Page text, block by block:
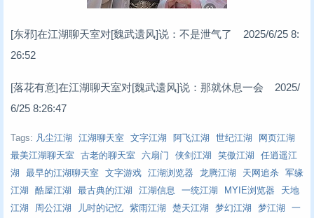
[东邪]在江湖聊天室对[魏武遗风]说：不是泄气了 2025/6/25 8:
26:52
[落花有意]在江湖聊天室对[魏武遗风]说：那就休息一会 2025/
6/25 8:26:47
Tags: 凡尘江湖 江湖聊天室 文字江湖 阿飞江湖 世纪江湖
网页江湖
最美江湖聊天室
古老的聊天室 六扇门 侠剑江湖 笑傲江湖
任逍遥江
湖
最早的江湖聊天室 文字游戏 江湖浏览器 龙腾江湖 天网追杀
军缘
江湖
酷屋江湖 最古典的江湖 江湖信息 一统江湖 MYIE浏览器
天地
江湖
周公江湖 儿时的记忆 紫雨江湖 楚天江湖 梦幻江湖 梦江湖
一